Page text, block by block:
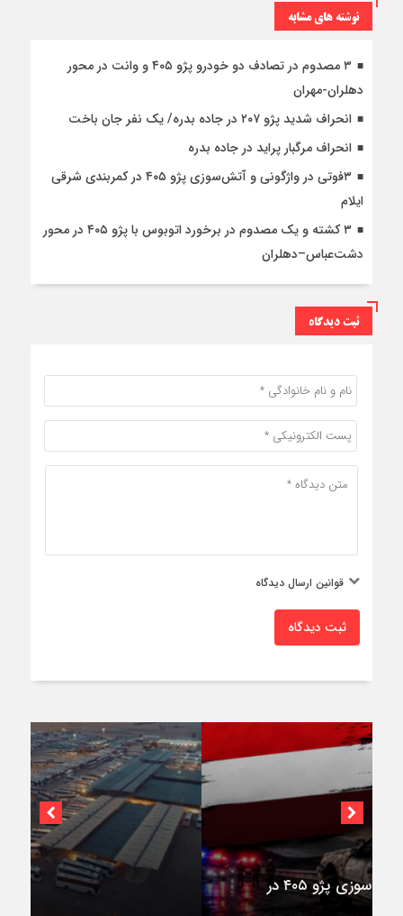
نوشته های مشابه
۳ مصدوم در تصادف دو خودرو پژو ۴۰۵ و وانت در محور
دهلران-مهران
انحراف شدید پژو ۲۰۷ در جاده بدره/ یک نفر جان باخت
انحراف مرگبار پراید در جاده بدره
۳فوتی در واژگونی و آتش‌سوزی پژو ۴۰۵ در کمربندی شرقی
ایلام
۳ کشته و یک مصدوم در برخورد اتوبوس با پژو ۴۰۵ در محور
دشت‌عباس–دهلران
ثبت دیدگاه
قوانین ارسال دیدگاه
ثبت دیدگاه
اختصاصی؛
استقرار ۷۱۴ دستگاه اتوبوس در پایانه برکت مهران
برای بازگشت زائران اربعین+تصاویر